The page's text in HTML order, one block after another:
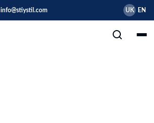
info@stiystil.com UK EN